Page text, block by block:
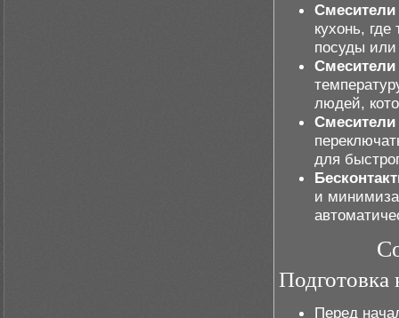
кухонь,
посуды или
Смесители
людей,
для
и
Подготовка
Перед